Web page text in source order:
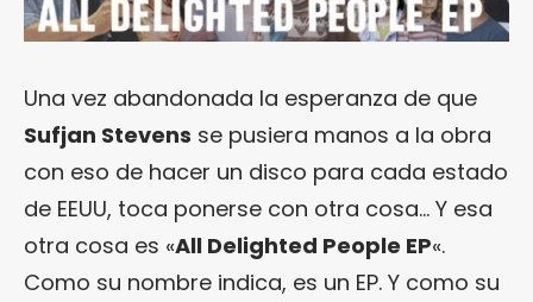
Una vez abandonada la esperanza de que
Sufjan Stevens se pusiera manos a la obra
con eso de hacer un disco para cada estado
de EEUU, toca ponerse con otra cosa… Y esa
otra cosa es «All Delighted People EP«.
Como su nombre indica, es un EP. Y como su